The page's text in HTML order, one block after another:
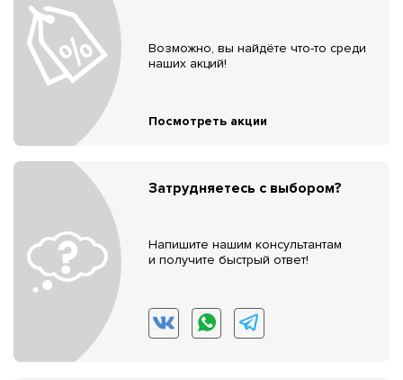
Возможно, вы найдёте что-то среди
наших акций!
Посмотреть акции
Затрудняетесь с выбором?
Напишите нашим консультантам
и получите быстрый ответ!